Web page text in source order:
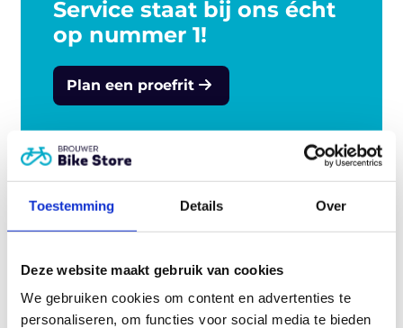
Toestemming Details Over
Deze website maakt gebruik van cookies
We gebruiken cookies om content en advertenties te
personaliseren, om functies voor social media te bieden
Service staat bij ons écht
op nummer 1!
Plan een proefrit